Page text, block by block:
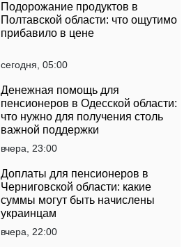
Подорожание продуктов в
Полтавской области: что ощутимо
прибавило в цене
сегодня, 05:00
Денежная помощь для
пенсионеров в Одесской области:
что нужно для получения столь
важной поддержки
вчера, 23:00
Доплаты для пенсионеров в
Черниговской области: какие
суммы могут быть начислены
украинцам
вчера, 22:00